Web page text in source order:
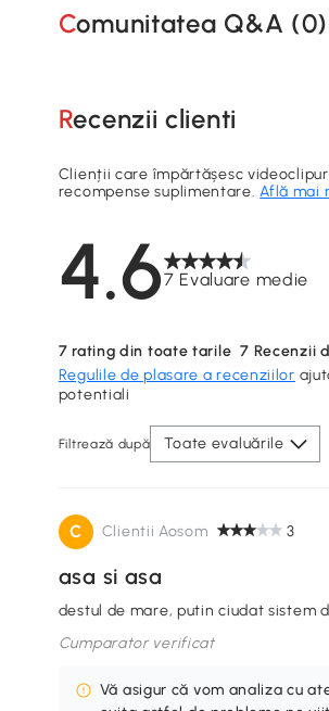
Comunitatea Q&A (0)
Recenzii clienti
4.67 Evaluare medie
Clienții care împărtășesc
recompense suplimentare.Află mai
7 rating din toate tarile 7 Recenzii
Regulile de plasare a recenziilor
potentiali
Filtrează după Toate evaluările
C Clientii Aosom 3
asa si asa
destul de mare, putin ciudat sistem
Cumparator verificat
Vă asigur că vom analiza cu